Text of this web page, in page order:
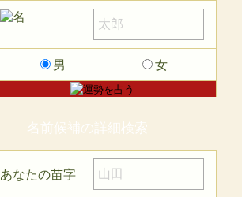
男 女
名前候補の詳細検索
あなたの苗字